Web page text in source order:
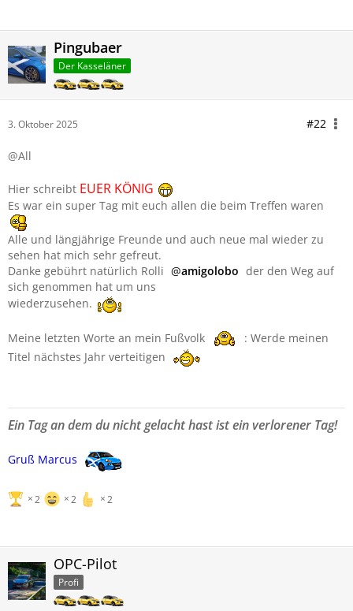
Pingubaer
Der Kasseläner
3. Oktober 2025 #22
@All
Hier schreibt EUER KÖNIG
Es war ein super Tag mit euch allen die beim Treffen waren
Alle und längjährige Freunde und auch neue mal wieder zu
sehen hat mich sehr gefreut.
Danke gebührt natürlich Rolli
amigolobo der den Weg auf
sich genommen hat um uns
wiederzusehen.
Meine letzten Worte an mein Fußvolk
: Werde meinen
Titel nächstes Jahr verteitigen
Ein Tag an dem du nicht gelacht hast ist ein verlorener Tag!
Gruß Marcus
2 2 2
OPC-Pilot
Profi